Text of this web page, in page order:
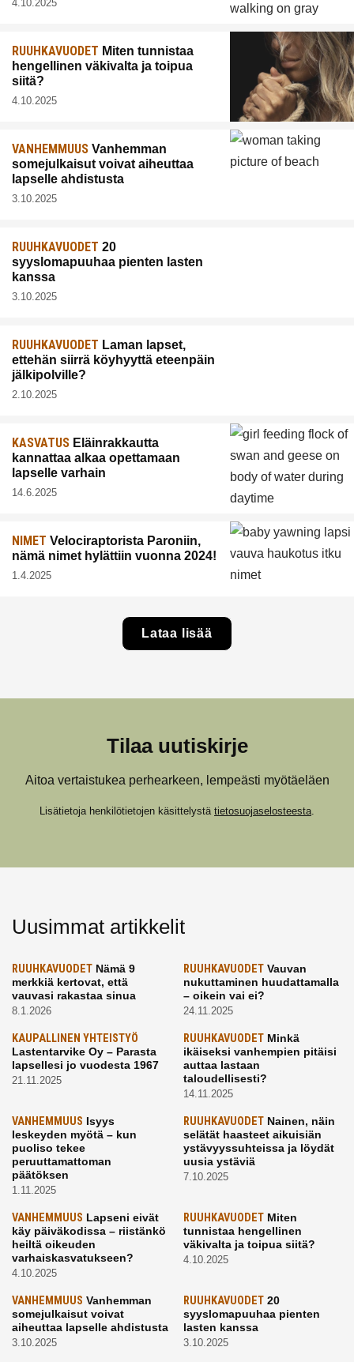
4.10.2025
RUUHKAVUODET Miten tunnistaa
hengellinen väkivalta ja toipua
siitä?
4.10.2025
VANHEMMUUS Vanhemman
somejulkaisut voivat aiheuttaa
lapselle ahdistusta
3.10.2025
RUUHKAVUODET 20
syyslomapuuhaa pienten lasten
kanssa
3.10.2025
RUUHKAVUODET Laman lapset,
ettehän siirrä köyhyyttä eteenpäin
jälkipolville?
2.10.2025
KASVATUS Eläinrakkautta
kannattaa alkaa opettamaan
lapselle varhain
14.6.2025
NIMET Velociraptorista Paroniin,
nämä nimet hylättiin vuonna 2024!
1.4.2025
Lataa lisää
Tilaa uutiskirje
Aitoa vertaistukea perhearkeen, lempeästi myötäeläen
Lisätietoja henkilötietojen käsittelystä tietosuojaselosteesta
Uusimmat artikkelit
RUUHKAVUODET Nämä 9
merkkiä kertovat, että
vauvasi rakastaa sinua
8.1.2026
RUUHKAVUODETVauvan
nukuttaminen huudattamalla
– oikein vai ei?
24.11.2025
KAUPALLINEN YHTEISTYÖ
Lastentarvike Oy – Parasta
lapsellesi jo vuodesta 1967
21.11.2025
RUUHKAVUODETMinkä
ikäiseksi vanhempien pitäisi
auttaa lastaan
taloudellisesti?
14.11.2025
VANHEMMUUS Isyys
leskeyden myötä – kun
puoliso tekee
peruuttamattoman
päätöksen
1.11.2025
RUUHKAVUODETNainen, näin
selätät haasteet aikuisiän
ystävyyssuhteissa ja löydät
uusia ystäviä
7.10.2025
VANHEMMUUS Lapseni eivät
käy päiväkodissa – riistänkö
heiltä oikeuden
varhaiskasvatukseen?
4.10.2025
RUUHKAVUODETMiten
tunnistaa hengellinen
väkivalta ja toipua siitä?
4.10.2025
VANHEMMUUS Vanhemman
somejulkaisut voivat
aiheuttaa lapselle ahdistusta
3.10.2025
RUUHKAVUODET20
syyslomapuuhaa pienten
lasten kanssa
3.10.2025